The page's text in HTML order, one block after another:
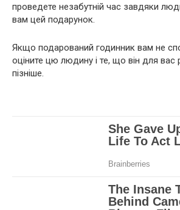
проведете незабутній час завдяки
вам цей подарунок.
Якщо подарований годинник вам не
оціните цю людину і те, що він для вас
пізніше.